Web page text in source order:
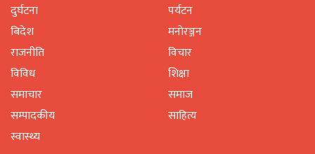
दुर्घटना
पर्यटन
बिदेश
मनाेरञ्जन
राजनीति
विचार
विविध
शिक्षा
समाचार
समाज
सम्पादकीय
साहित्य
स्वास्थ्य